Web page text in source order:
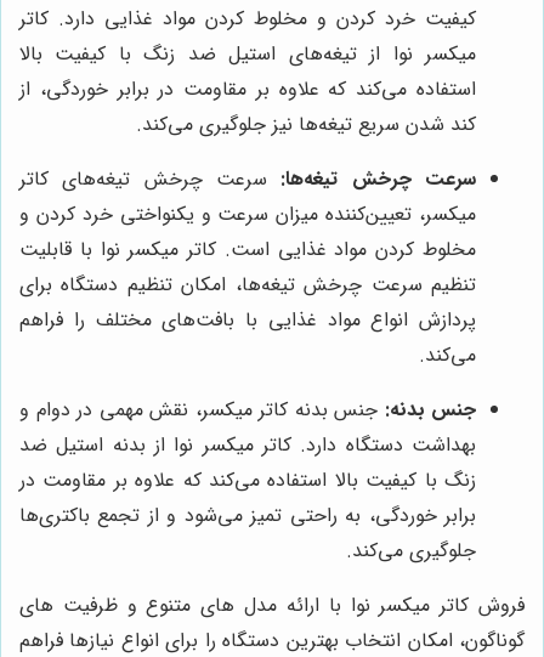
کیفیت خرد کردن و مخلوط کردن مواد غذایی دارد. کاتر
میکسر نوا از تیغه‌های استیل ضد زنگ با کیفیت بالا
استفاده می‌کند که علاوه بر مقاومت در برابر خوردگی، از
کند شدن سریع تیغه‌ها نیز جلوگیری می‌کند.
سرعت چرخش تیغه‌ها: سرعت چرخش تیغه‌های کاتر
میکسر، تعیین‌کننده میزان سرعت و یکنواختی خرد کردن و
مخلوط کردن مواد غذایی است. کاتر میکسر نوا با قابلیت
تنظیم سرعت چرخش تیغه‌ها، امکان تنظیم دستگاه برای
پردازش انواع مواد غذایی با بافت‌های مختلف را فراهم
می‌کند.
جنس بدنه: جنس بدنه کاتر میکسر، نقش مهمی در دوام و
بهداشت دستگاه دارد. کاتر میکسر نوا از بدنه استیل ضد
زنگ با کیفیت بالا استفاده می‌کند که علاوه بر مقاومت در
برابر خوردگی، به راحتی تمیز می‌شود و از تجمع باکتری‌ها
جلوگیری می‌کند.
فروش کاتر میکسر نوا با ارائه مدل های متنوع و ظرفیت های
گوناگون، امکان انتخاب بهترین دستگاه را برای انواع نیازها فراهم